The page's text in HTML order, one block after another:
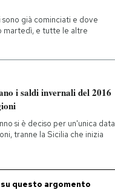
sono già cominciati e dove
martedì, e tutte le altre
i saldi invernali del 2016
si è deciso per un'unica data
tranne la Sicilia che inizia
questo argomento